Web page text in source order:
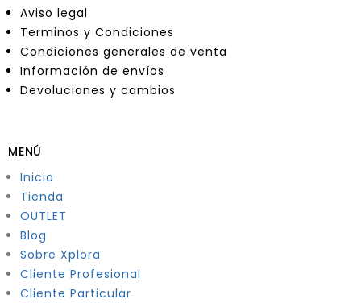
Aviso legal
Terminos y Condiciones
Condiciones generales de venta
Información de envíos
Devoluciones y cambios
MENÚ
Inicio
Tienda
OUTLET
Blog
Sobre Xplora
Cliente Profesional
Cliente Particular